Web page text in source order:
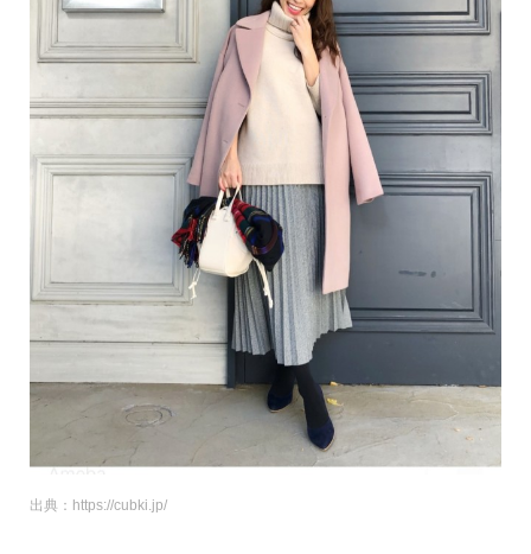
出典：https://cubki.jp/